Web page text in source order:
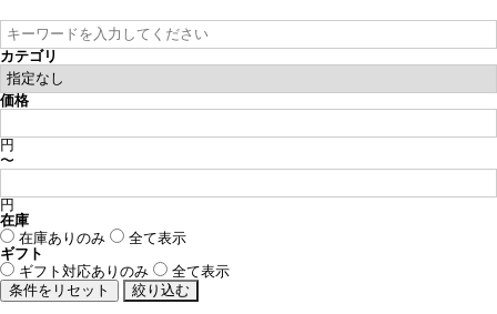
カテゴリ
価格
円
〜
円
在庫
在庫ありのみ
全て表示
ギフト
ギフト対応ありのみ
全て表示